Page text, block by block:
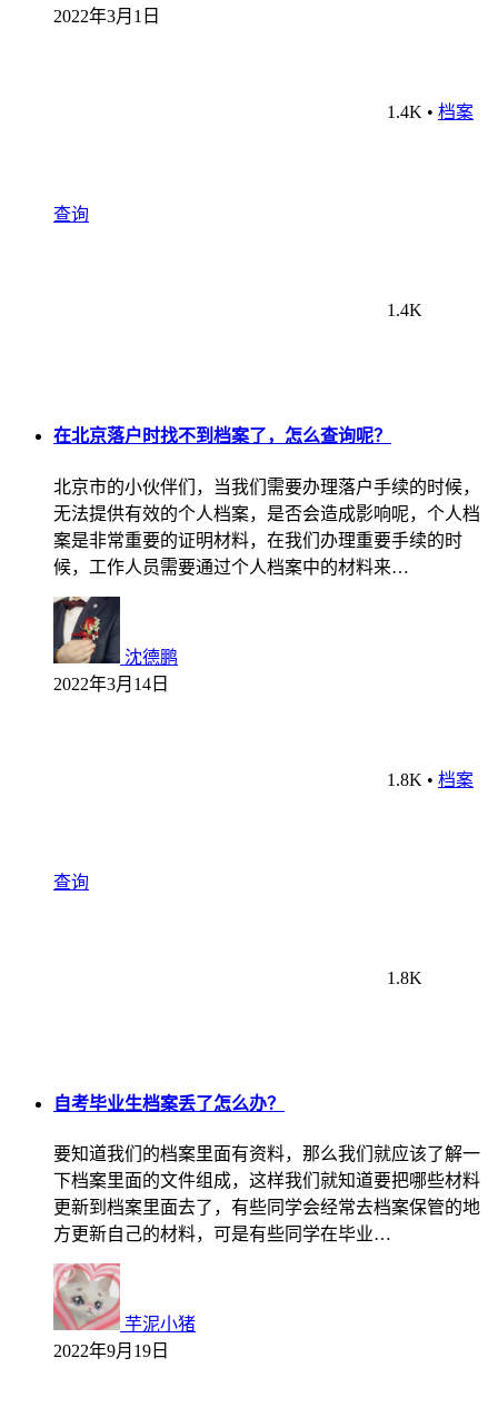
2022年3月1日
1.4K • 档案
查询
1.4K
在北京落户时找不到档案了，怎么查询呢？
北京市的小伙伴们，当我们需要办理落户手续的时候，
无法提供有效的个人档案，是否会造成影响呢，个人档
案是非常重要的证明材料，在我们办理重要手续的时
候，工作人员需要通过个人档案中的材料来…
沈德鹏
2022年3月14日
1.8K • 档案
查询
1.8K
自考毕业生档案丢了怎么办？
要知道我们的档案里面有资料，那么我们就应该了解一
下档案里面的文件组成，这样我们就知道要把哪些材料
更新到档案里面去了，有些同学会经常去档案保管的地
方更新自己的材料，可是有些同学在毕业…
芋泥小猪
2022年9月19日